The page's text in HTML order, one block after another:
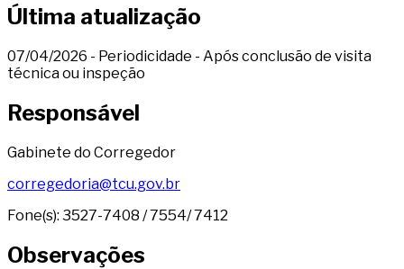
Última atualização
07/04/2026 - Periodicidade - Após conclusão de visita
técnica ou inspeção
Responsável
Gabinete do Corregedor
corregedoria@tcu.gov.br
Fone(s): 3527-7408 / 7554/ 7412
Observações